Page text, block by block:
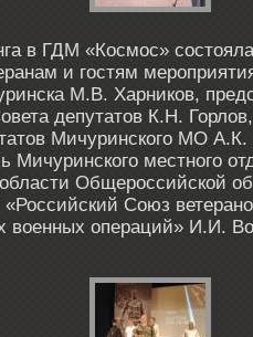
в ГДМ «Космос»
и гостям
М.В. Харников,
депутатов К.Н.
Мичуринского МО
Мичуринского местного
Общероссийской
«Российский Союз
военных операций» И.И.